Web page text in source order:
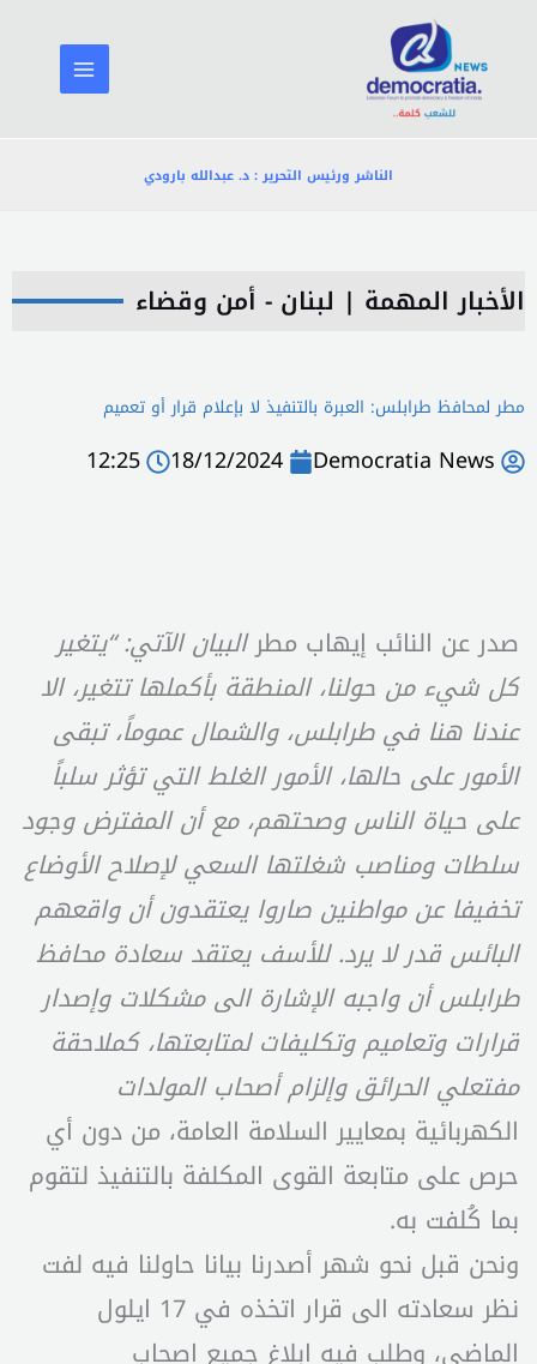
المحتوى
الناشر ورئيس التحرير : د. عبدالله بارودي
الأخبار المهمة | لبنان - أمن وقضاء
مطر لمحافظ طرابلس: العبرة بالتنفيذ لا بإعلام قرار أو تعميم
Democratia News
18/12/2024
12:25
صدر عن النائب إيهاب مطرالبيان الآتي: “يتغير
كل شيء من حولنا، المنطقة بأكملها تتغير، الا
عندنا هنا في طرابلس، والشمال عموماً، تبقى
الأمور على حالها، الأمور الغلط التي تؤثر سلباً
على حياة الناس وصحتهم، مع أن المفترض وجود
سلطات ومناصب شغلتها السعي لإصلاح الأوضاع
تخفيفا عن مواطنين صاروا يعتقدون أن واقعهم
البائس قدر لا يرد. للأسف يعتقد سعادة محافظ
طرابلس أن واجبه الإشارة الى مشكلات وإصدار
قرارات وتعاميم وتكليفات لمتابعتها، كملاحقة
مفتعلي الحرائق وإلزام أصحاب المولدات
الكهربائية بمعايير السلامة العامة، من دون أي
حرص على متابعة القوى المكلفة بالتنفيذ لتقوم
بما كُلفت به.
ونحن قبل نحو شهر أصدرنا بيانا حاولنا فيه لفت
نظر سعادته الى قرار اتخذه في 17 ايلول
الماضي، وطلب فيه ابلاغ جميع اصحاب